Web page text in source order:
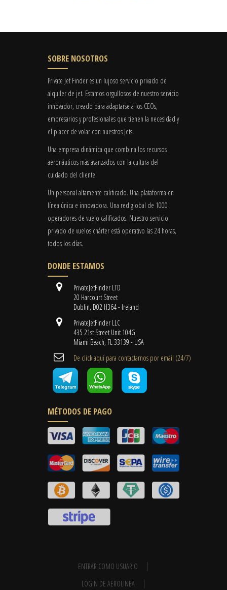
SOBRE NOSOTROS
Private Jet Finder es un lujoso servicio privado de
alquiler de jet. Estamos orgullosos de nuestro servicio
innovador, creado para adaptarse a los CEOs,
empresarios y profesionales que tienen la necesidad y
el placer de volar con nuestros Jets.
Una empresa dinámica que combina los recursos
aeronáuticos más avanzados con la cultura del
cuidado del cliente.
Un personal altamente calificado. Una plataforma en
línea única e innovadora. Una red global de 1000
operadores de vuelo calificados. Nuestro servicio
privado de vuelos chárter está operativo las 24 horas,
todos los días.
DONDE ESTAMOS
PrivateJetFinder LTD
20 Harcourt Street
Dublin, D02 H364 - Ireland
PrivateJetFinder LLC
435 21st Street Unit 104G
Miami Beach, FL 33139 - USA
De click aquí para contactarnos por email ​(24/7)
MÉTODOS DE PAGO
ENTRAR COMO USUARIO
LOGIN DE AEROLINEA